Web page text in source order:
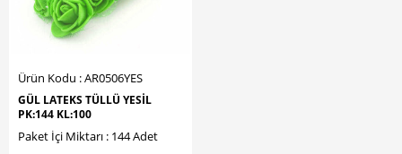
Ürün Kodu : AR0506YES
GÜL LATEKS TÜLLÜ YESİL
PK:144 KL:100
Paket İçi Miktarı : 144 Adet